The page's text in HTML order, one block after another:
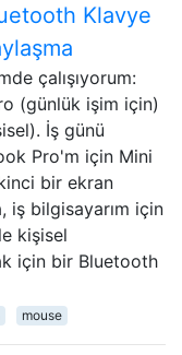
Klavye
çalışıyorum:
(günlük işim için)
İş günü
Pro'm için Mini
bir ekran
iş bilgisayarım için
kişisel
için bir Bluetooth
mouse